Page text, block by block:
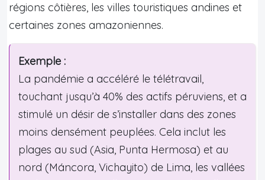
régions côtières, les villes touristiques andines et
certaines zones amazoniennes.
Exemple :
La pandémie a accéléré le télétravail,
touchant jusqu’à 40% des actifs péruviens, et a
stimulé un désir de s’installer dans des zones
moins densément peuplées. Cela inclut les
plages au sud (Asia, Punta Hermosa) et au
nord (Máncora, Vichayito) de Lima, les vallées